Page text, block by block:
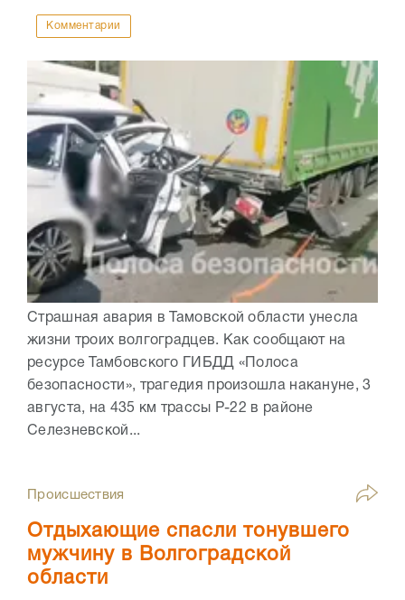
Комментарии
Страшная авария в Тамовской области унесла
жизни троих волгоградцев. Как сообщают на
ресурсе Тамбовского ГИБДД «Полоса
безопасности», трагедия произошла накануне, 3
августа, на 435 км трассы Р-22 в районе
Селезневской...
Происшествия
Отдыхающие спасли тонувшего
мужчину в Волгоградской
области